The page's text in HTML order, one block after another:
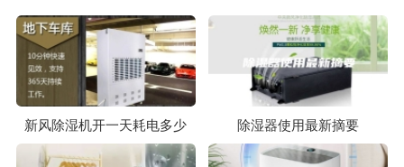
新风除湿机开一天耗电多少 除湿器使用最新摘要